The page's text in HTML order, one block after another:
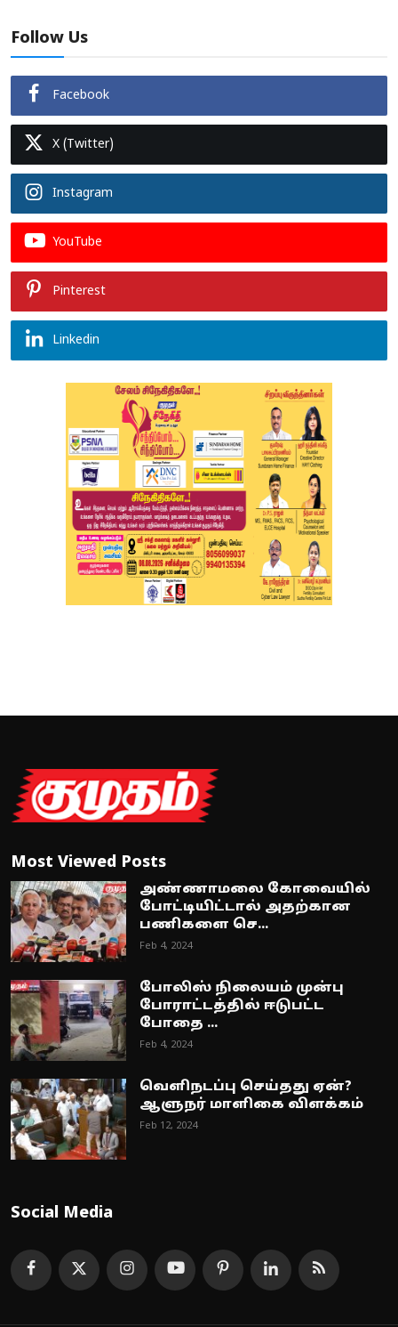
Follow Us
Facebook
X (Twitter)
Instagram
YouTube
Pinterest
Linkedin
Most Viewed Posts
அண்ணாமலை கோவையில்
போட்டியிட்டால் அதற்கான
பணிகளை செ...
Feb 4, 2024
போலிஸ் நிலையம் முன்பு
போராட்டத்தில் ஈடுபட்ட
போதை ...
Feb 4, 2024
வெளிநடப்பு செய்தது ஏன்?
ஆளுநர் மாளிகை விளக்கம்
Feb 12, 2024
Social Media